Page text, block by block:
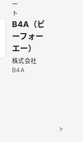
ー
ト
B4A（ビ
ーフォー
エー）
株式会社
B4A